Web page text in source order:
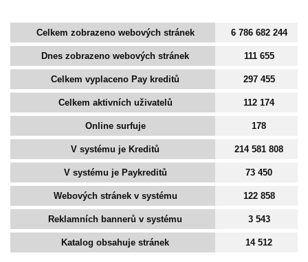
Celkem zobrazeno webových stránek 6 786 682 244
Dnes zobrazeno webových stránek 111 655
Celkem vyplaceno Pay kreditů 297 455
Celkem aktivních uživatelů 112 174
Online surfuje 178
V systému je Kreditů 214 581 808
V systému je Paykreditů 73 450
Webových stránek v systému 122 858
Reklamních bannerů v systému 3 543
Katalog obsahuje stránek 14 512